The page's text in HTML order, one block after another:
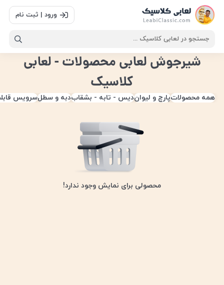
ورود | ثبت نام
شیرجوش لعابی محصولات - لعابی
کلاسیک
همه محصولاتپارچ و لیواندیس - تابه - بشقابدبه و سطلسرویس
محصولی برای نمایش وجود ندارد!